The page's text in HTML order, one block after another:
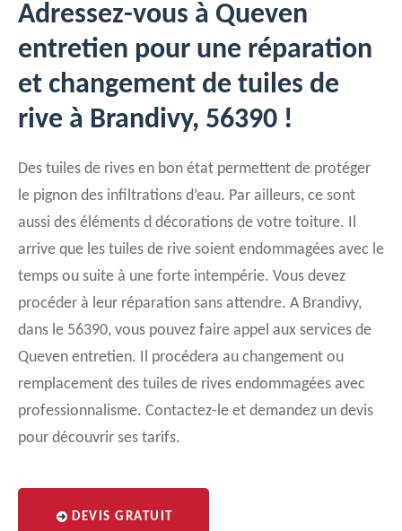
Adressez-vous à Queven
entretien pour une réparation
et changement de tuiles de
rive à Brandivy, 56390 !
Des tuiles de rives en bon état permettent de protéger
le pignon des infiltrations d’eau. Par ailleurs, ce sont
aussi des éléments d décorations de votre toiture. Il
arrive que les tuiles de rive soient endommagées avec le
temps ou suite à une forte intempérie. Vous devez
procéder à leur réparation sans attendre. A Brandivy,
dans le 56390, vous pouvez faire appel aux services de
Queven entretien. Il procédera au changement ou
remplacement des tuiles de rives endommagées avec
professionnalisme. Contactez-le et demandez un devis
pour découvrir ses tarifs.
DEVIS GRATUIT